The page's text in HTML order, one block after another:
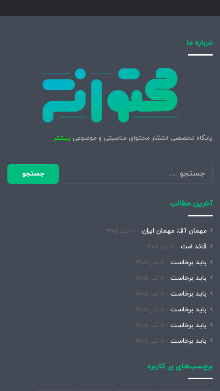
درباره ما
پایگاه تخصصی انتشار محتوای مناسبتی و موضوعی بیشتر
جستجو
برای:
آخرین مطالب
مهمان آقا، مهمان ایران ۱۰ تیر ۱۴۰۵
قائد امت ۸ تیر ۱۴۰۵
باید برخاست ۸ تیر ۱۴۰۵
باید برخاست ۸ تیر ۱۴۰۵
باید برخاست ۸ تیر ۱۴۰۵
باید برخاست ۸ تیر ۱۴۰۵
باید برخاست ۸ تیر ۱۴۰۵
باید برخاست ۸ تیر ۱۴۰۵
برچسب‌های پر کاربرد